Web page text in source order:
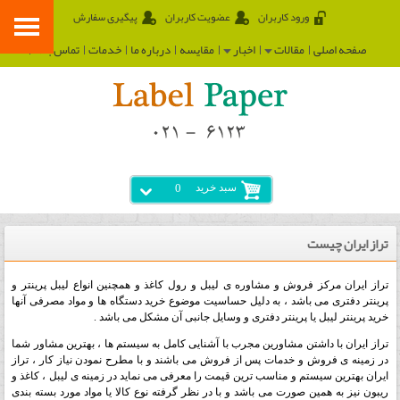
ورود کاربران عضویت کاربران پیگیری سفارش
صفحه اصلی مقالات اخبار مقایسه درباره ما خدمات تماس با ما
سبد خرید 0
تراز ایران چیست
تراز ایران مرکز فروش و مشاوره ی لیبل و رول کاغذ و همچنین انواع لیبل پرینتر و
پرینتر دفتری می باشد ، به دلیل حساسیت موضوع خرید دستگاه ها و مواد مصرفی آنها
خرید پرینتر لیبل یا پرینتر دفتری و وسایل جانبی آن مشکل می باشد .
تراز ایران با داشتن مشاورین مجرب با آشنایی کامل به سیستم ها ، بهترین مشاور شما
در زمینه ی فروش و خدمات پس از فروش می باشند و با مطرح نمودن نیاز کار ، تراز
ایران بهترین سیستم و مناسب ترین قیمت را معرفی می نماید در زمینه ی لیبل ، کاغذ و
ریبون نیز به همین صورت می باشد و با در نظر گرفته نوع کالا یا مواد مورد بسته بندی